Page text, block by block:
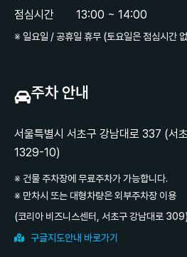
점심시간
13:00 ~ 14:00
※ 일요일 / 공휴일 휴무 (토요일은 점심시간
주차 안내
서울특별시 서초구 강남대로 337 (서
1329-10)
※ 건물 주차장에 무료주차가 가능합니다.
※ 만차시 또는 대형차량은 외부주차장 이용
(코리아 비즈니스센터, 서초구 강남대로 309)
구글지도안내 바로가기